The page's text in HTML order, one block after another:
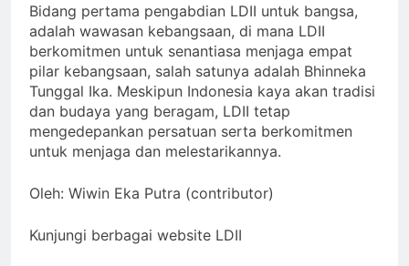
Bidang pertama pengabdian LDII untuk bangsa,
adalah wawasan kebangsaan, di mana LDII
berkomitmen untuk senantiasa menjaga empat
pilar kebangsaan, salah satunya adalah Bhinneka
Tunggal Ika. Meskipun Indonesia kaya akan tradisi
dan budaya yang beragam, LDII tetap
mengedepankan persatuan serta berkomitmen
untuk menjaga dan melestarikannya.
Oleh: Wiwin Eka Putra (contributor)
Kunjungi berbagai website LDII